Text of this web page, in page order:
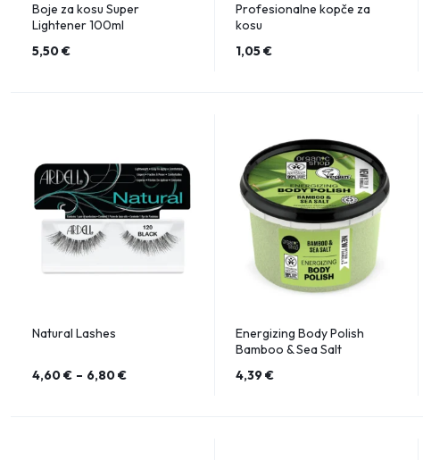
Boje za kosu Super
Lightener 100ml
5,50€
Profesionalne kopče za
kosu
1,05€
Natural Lashes
4,60€ – 6,80€
Energizing Body Polish
Bamboo & Sea Salt
4,39€